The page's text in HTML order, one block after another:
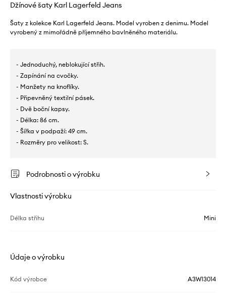
Džínové šaty Karl Lagerfeld Jeans
Šaty z kolekce Karl Lagerfeld Jeans. Model vyroben z denimu. Model
vyrobený z mimořádně příjemného bavlněného materiálu.
- Jednoduchý, neblokující střih.
- Zapínání na cvočky.
- Manžety na knoflíky.
- Připevněný textilní pásek.
- Dvě boční kapsy.
- Délka: 86 cm.
- Šířka v podpaží: 49 cm.
- Rozměry pro velikost: S.
Podrobnosti o výrobku
Vlastnosti výrobku
Délka střihu Mini
Údaje o výrobku
Kód výrobce A3W13014